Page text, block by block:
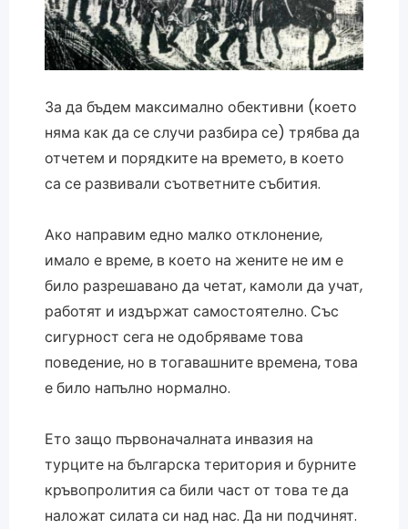
За да бъдем максимално обективни (което
няма как да се случи разбира се) трябва да
отчетем и порядките на времето, в което
са се развивали съответните събития.
Ако направим едно малко отклонение,
имало е време, в което на жените не им е
било разрешавано да четат, камоли да учат,
работят и издържат самостоятелно. Със
сигурност сега не одобряваме това
поведение, но в тогавашните времена, това
е било напълно нормално.
Ето защо първоначалната инвазия на
турците на българска територия и бурните
кръвопролития са били част от това те да
наложат силата си над нас. Да ни подчинят.